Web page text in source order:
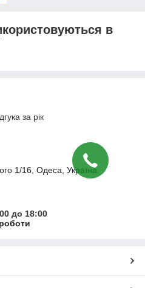
в
за рік
1/16, Одеса, Україна
до 18:00